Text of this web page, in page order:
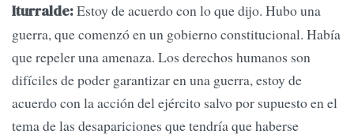
Iturralde:Estoy de acuerdo con lo que dijo. Hubo una
guerra, que comenzó en un gobierno constitucional. Había
que repeler una amenaza. Los derechos humanos son
difíciles de poder garantizar en una guerra, estoy de
acuerdo con la acción del ejército salvo por supuesto en el
tema de las desapariciones que tendría que haberse